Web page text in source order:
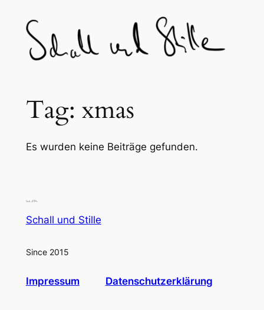
content
Tag: xmas
Es wurden keine Beiträge gefunden.
Schall und Stille
Since 2015
Impressum Datenschutzerklärung